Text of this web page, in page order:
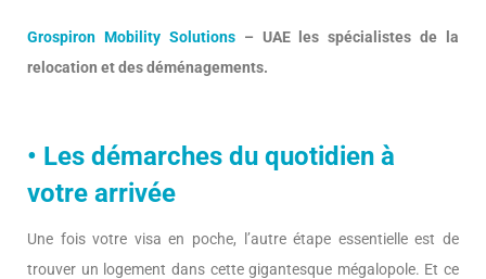
Grospiron Mobility Solutions– UAE les spécialistes de la
relocation et des déménagements.
• Les démarches du quotidien à
votre arrivée
Une fois votre visa en poche, l’autre étape essentielle est de
trouver un logement dans cette gigantesque mégalopole. Et ce